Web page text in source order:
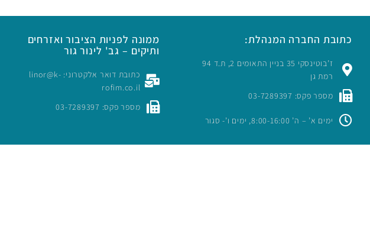
כתובת החברה המנהלת:
ז’בוטינסקי 35 בניין התאומים 2, ת.ד 94
רמת גן
מספר פקס: 03-7289397
ימים א’ – ה’ 8:00-16:00, ימים ו’- סגור
ממונה לפניות הציבור ואזרחים
ותיקים – גב' לינור גור
כתובת דואר אלקטרוני: linor@k-
rofim.co.il
מספר פקס: 03-7289397